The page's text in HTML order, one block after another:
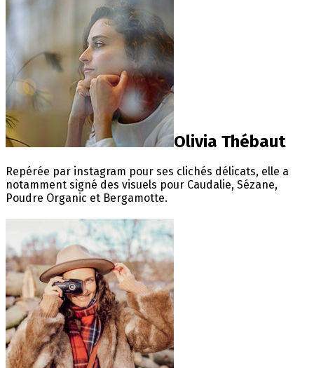
Olivia Thébaut
Repérée par instagram pour ses clichés délicats, elle a
notamment signé des visuels pour Caudalie, Sézane,
Poudre Organic et Bergamotte.